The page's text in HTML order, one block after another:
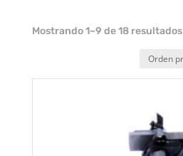
Mostrando 1–9 de 18 resultados